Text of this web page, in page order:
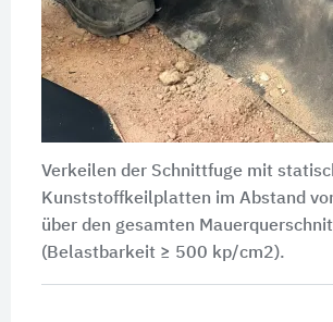
Verkeilen der Schnittfuge mit
Kunststoffkeilplatten im Abstand
über den gesamten
(Belastbarkeit ≥ 500 kp/cm2).